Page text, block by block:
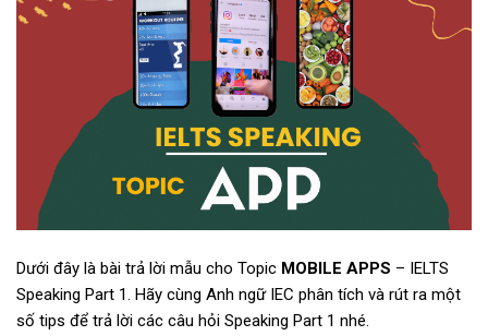
Dưới đây là bài trả lời mẫu cho Topic MOBILE APPS – IELTS
Speaking Part 1. Hãy cùng Anh ngữ IEC phân tích và rút ra một
số tips để trả lời các câu hỏi Speaking Part 1 nhé.